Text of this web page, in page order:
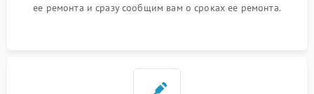
ее ремонта и сразу сообщим вам о сроках ее ремонта.